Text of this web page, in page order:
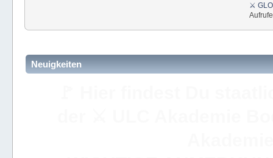
⚔
Aufrufe
Neuigkeiten